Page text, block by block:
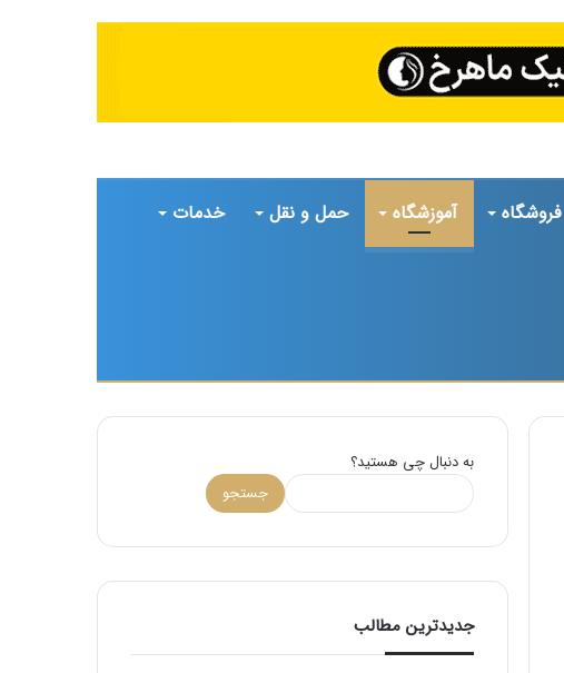
فروشگاه آموزشگاه حمل و نقل خدمات
پوسته
به دنبال چی هستید؟
جستجو
جدیدترین مطالب